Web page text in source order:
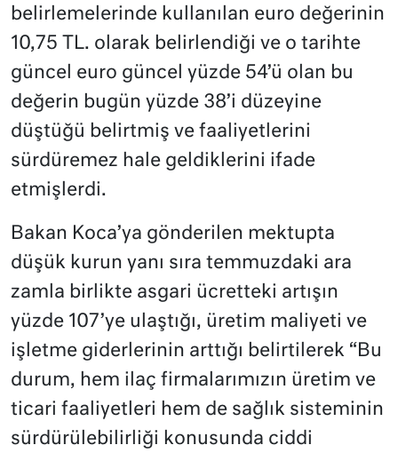
belirlemelerinde kullanılan euro değerinin
10,75 TL. olarak belirlendiği ve o tarihte
güncel euro güncel yüzde 54’ü olan bu
değerin bugün yüzde 38’i düzeyine
düştüğü belirtmiş ve faaliyetlerini
sürdüremez hale geldiklerini ifade
etmişlerdi.
Bakan Koca’ya gönderilen mektupta
düşük kurun yanı sıra temmuzdaki ara
zamla birlikte asgari ücretteki artışın
yüzde 107’ye ulaştığı, üretim maliyeti ve
işletme giderlerinin arttığı belirtilerek “Bu
durum, hem ilaç firmalarımızın üretim ve
ticari faaliyetleri hem de sağlık sisteminin
sürdürülebilirliği konusunda ciddi